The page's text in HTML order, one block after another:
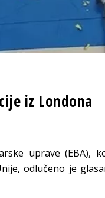
iz Londona
uprave (EBA),
odlučeno je